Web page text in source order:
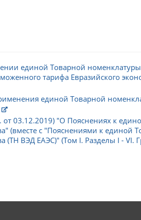
единой Товарной номенклатуры
тарифа Евразийского
единой Товарной
03.12.2019) "О Пояснениях к
(вместе с "Пояснениями к единой
(ТН ВЭД ЕАЭС)" (Том I. Разделы I - VI.